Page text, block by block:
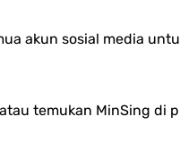
akun sosial media
temukan MinSing di